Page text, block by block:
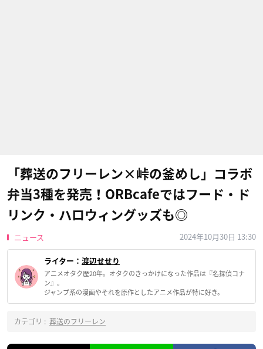
「葬送のフリーレン×峠の釜めし」コラボ
弁当3種を発売！ORBcafeではフード・ド
リンク・ハロウィングッズも◎
ニュース 2024年10月30日 13:30
ライター： 渡辺せせり
アニメオタク歴20年。オタクのきっかけになった作品は『名探偵コナ
ン』。
ジャンプ系の漫画やそれを原作としたアニメ作品が特に好き。
カテゴリ : 葬送のフリーレン